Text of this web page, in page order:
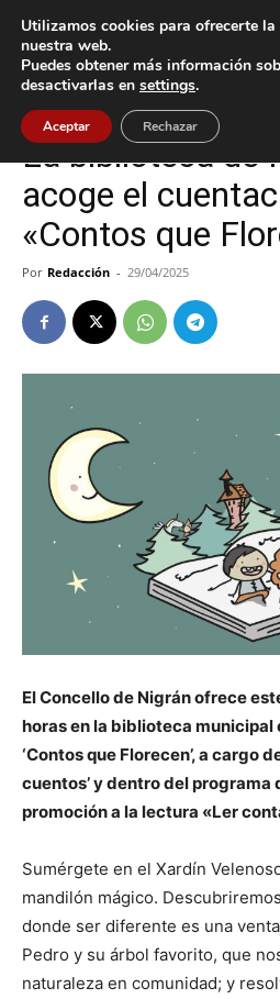
Inicio Cultura / Ocio
Cultura / Ocio Nigrán
La biblioteca de
acoge el
«Contos que
Por Redacción - 29/04/2025
El Concello de Nigrán ofrece
horas en la biblioteca
‘Contos que Florecen’, a cargo
cuentos’ y dentro del programa
promoción a la lectura «Ler
Sumérgete en el Xardín
mandilón mágico.
donde ser diferente es una
Pedro y su árbol favorito, que
naturaleza en comunidad; y
Utilizamos cookies para ofrecerte la
nuestra web.
Puedes obtener más información
desactivarlas en settings.
Aceptar Rechazar